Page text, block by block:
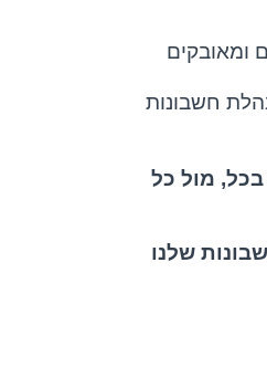
ומאובקים
חשבונות
מול כל
שלנו